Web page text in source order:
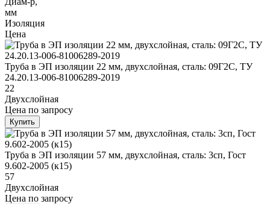
мм
Изоляция
Цена
Труба в ЭП изоляции 22 мм, двухслойная, сталь: 09Г2С, ТУ
24.20.13-006-81006289-2019
22
Двухслойная
Цена по запросу
Купить
Труба в ЭП изоляции 57 мм, двухслойная, сталь: 3сп, Гост
9.602-2005 (к15)
57
Двухслойная
Цена по запросу